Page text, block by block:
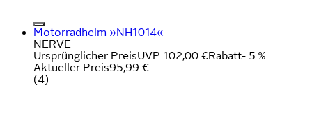
Motorradhelm »NH1014«
NERVE
Ursprünglicher PreisUVP 102,00 €Rabatt- 5 %
Aktueller Preis95,99 €
(4)